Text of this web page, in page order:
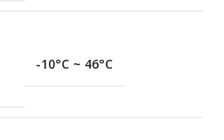
-10°C ~ 46°C